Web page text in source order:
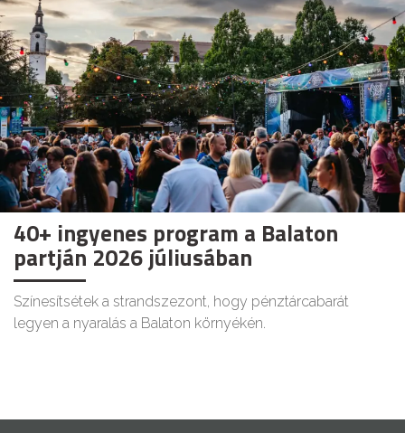
40+ ingyenes program a Balaton
partján 2026 júliusában
Színesítsétek a strandszezont, hogy pénztárcabarát
legyen a nyaralás a Balaton környékén.